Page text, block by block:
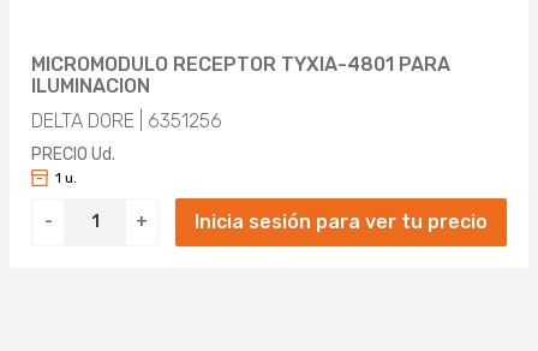
MICROMODULO RECEPTOR TYXIA-4801 PARA
ILUMINACION
DELTA DORE | 6351256
PRECIO Ud.
- +
1 u.
Inicia sesión para ver tu precio